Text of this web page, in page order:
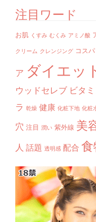
注目ワード
お肌 くすみ むくみ アミノ酸
クリーム クレンジング コスパ
ア ダイエッ
ウッドセレブ ビタ
ラ 乾燥 健康 化粧下地 化粧
穴 注目 潤い 紫外線 美
人 話題 透明感 配合